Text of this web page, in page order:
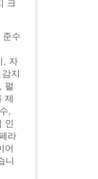
크
준수
, 자
지
펄
제
,
인
라
어
니